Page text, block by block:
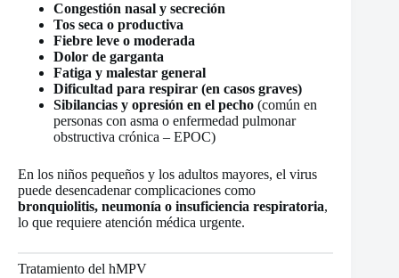
Congestión nasal y secreción
Tos seca o productiva
Fiebre leve o moderada
Dolor de garganta
Fatiga y malestar general
Dificultad para respirar (en casos graves)
Sibilancias y opresión en el pecho (común en
personas con asma o enfermedad pulmonar
obstructiva crónica – EPOC)
En los niños pequeños y los adultos mayores, el virus
puede desencadenar complicaciones como
bronquiolitis, neumonía o insuficiencia respiratoria,
lo que requiere atención médica urgente.
Tratamiento del hMPV